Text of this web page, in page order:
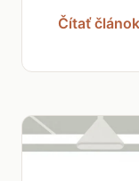
Čítať